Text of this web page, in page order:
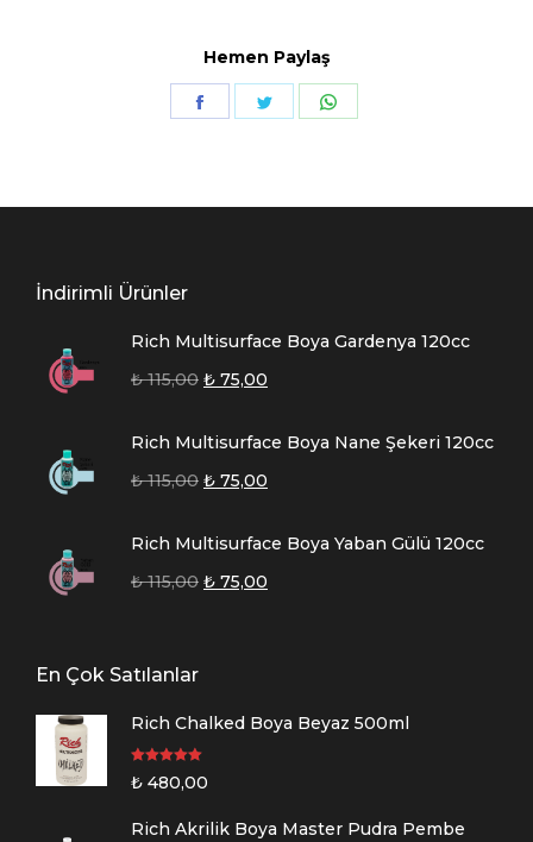
Hemen Paylaş
Share
Share
İndirimli Ürünler
Rich Multisurface Boya Gardenya 120cc
₺115,00 ₺ 75,00
Rich Multisurface Boya Nane Şekeri 120cc
₺115,00 ₺ 75,00
Rich Multisurface Boya Yaban Gülü 120cc
₺115,00 ₺ 75,00
En Çok Satılanlar
Rich Chalked Boya Beyaz 500ml
5 üzerinden
5.00oy aldı
₺ 480,00
Rich Akrilik Boya Master Pudra Pembe